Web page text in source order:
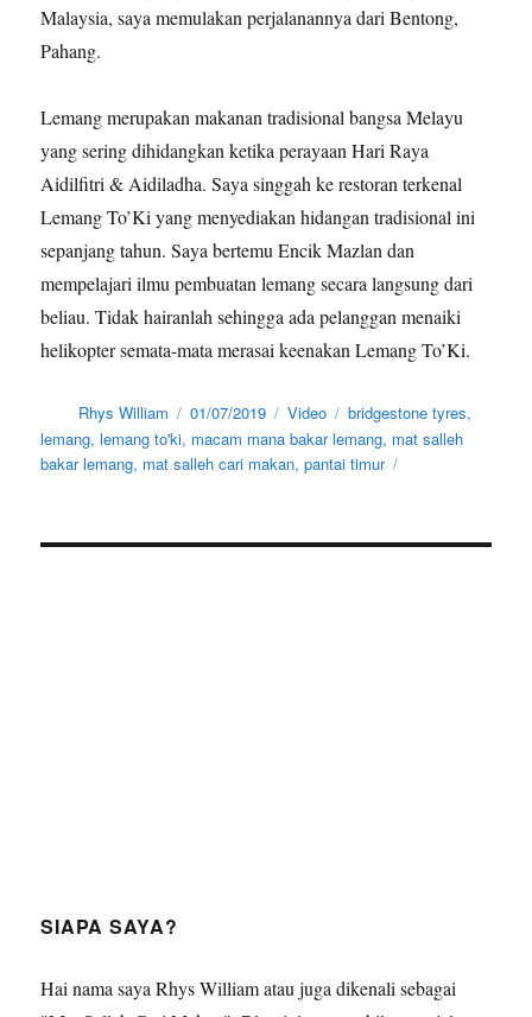
Malaysia, saya memulakan perjalanannya dari Bentong,
Pahang.
Lemang merupakan makanan tradisional bangsa Melayu
yang sering dihidangkan ketika perayaan Hari Raya
Aidilfitri & Aidiladha. Saya singgah ke restoran terkenal
Lemang To’Ki yang menyediakan hidangan tradisional ini
sepanjang tahun. Saya bertemu Encik Mazlan dan
mempelajari ilmu pembuatan lemang secara langsung dari
beliau. Tidak hairanlah sehingga ada pelanggan menaiki
helikopter semata-mata merasai keenakan Lemang To’Ki.
Author
Rhys William
Posted
on
01/07/2019 Categories
Video Tags
bridgestone tyres,
lemang,lemang to'ki, macam mana bakar lemang, mat salleh
bakar lemang, mat salleh cari makan,pantai timur
SIAPA SAYA?
Hai nama saya Rhys William atau juga dikenali sebagai